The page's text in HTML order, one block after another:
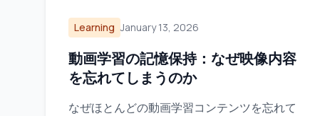
Learning January 13, 2026
動画学習の記憶保持：なぜ映像内容
を忘れてしまうのか
なぜほとんどの動画学習コンテンツを忘れて